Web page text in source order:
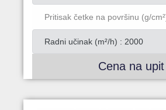
Pritisak četke na površinu (g/
Radni učinak (m²/h) : 2000
Cena na upit